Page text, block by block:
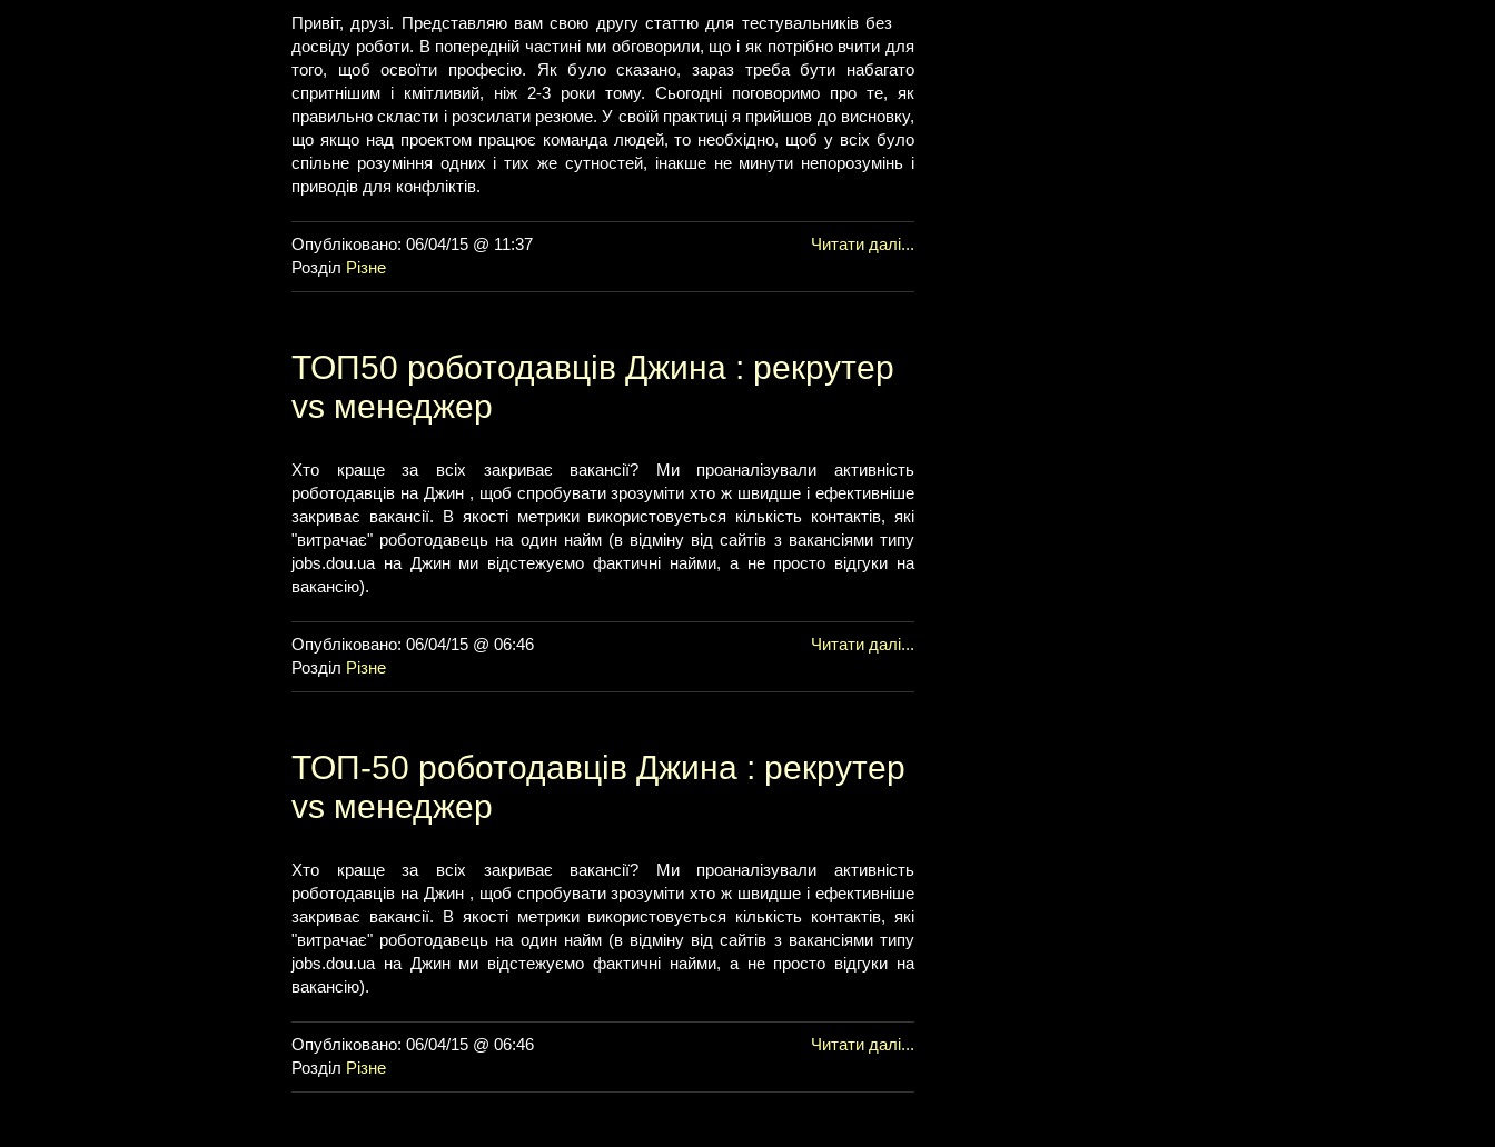
Привіт, друзі. Представляю вам свою другу статтю для тестувальників без
досвіду роботи. В попередній частині ми обговорили, що і як потрібно вчити для
того, щоб освоїти професію. Як було сказано, зараз треба бути набагато
спритнішим і кмітливий, ніж 2-3 роки тому. Сьогодні поговоримо про те, як
правильно скласти і розсилати резюме. У своїй практиці я прийшов до висновку,
що якщо над проектом працює команда людей, то необхідно, щоб у всіх було
спільне розуміння одних і тих же сутностей, інакше не минути непорозумінь і
приводів для конфліктів.
Опубліковано: 06/04/15 @ 11:37
Розділ Різне
Читати далі...
ТОП50 роботодавців Джина : рекрутер
vs менеджер
Хто краще за всіх закриває вакансії? Ми проаналізували активність
роботодавців на Джин , щоб спробувати зрозуміти хто ж швидше і ефективніше
закриває вакансії. В якості метрики використовується кількість контактів, які
"витрачає" роботодавець на один найм (в відміну від сайтів з вакансіями типу
jobs.dou.ua на Джин ми відстежуємо фактичні найми, а не просто відгуки на
вакансію).
Опубліковано: 06/04/15 @ 06:46
Розділ Різне
Читати далі...
ТОП-50 роботодавців Джина : рекрутер
vs менеджер
Хто краще за всіх закриває вакансії? Ми проаналізували активність
роботодавців на Джин , щоб спробувати зрозуміти хто ж швидше і ефективніше
закриває вакансії. В якості метрики використовується кількість контактів, які
"витрачає" роботодавець на один найм (в відміну від сайтів з вакансіями типу
jobs.dou.ua на Джин ми відстежуємо фактичні найми, а не просто відгуки на
вакансію).
Опубліковано: 06/04/15 @ 06:46
Розділ Різне
Читати далі...